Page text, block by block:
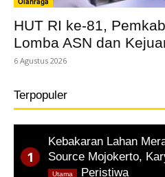
HUT RI ke-81,
Lomba ASN dan
6 Agustus 2026
Terpopuler
Kebakaran Lahan
Source Mojokerto,
Peristiwa
Utama